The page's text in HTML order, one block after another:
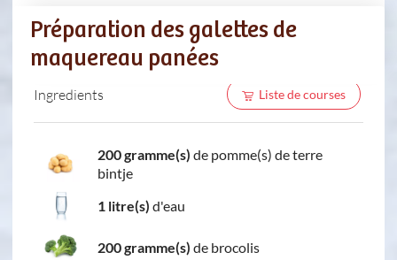
Préparation des galettes de
maquereau panées
Ingredients Liste de courses
200 gramme(s) de pomme(s) de terre
bintje
1 litre(s) d'eau
200 gramme(s) de brocolis